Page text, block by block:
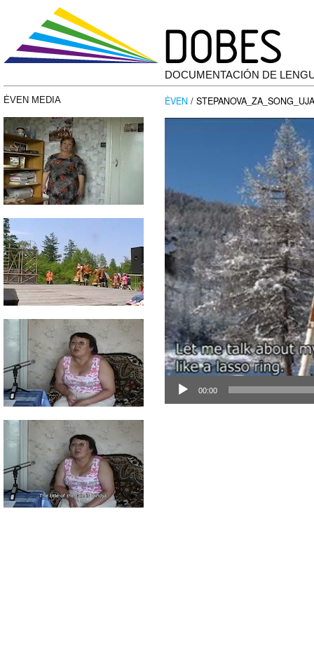
DOCUMENTACIÓN DE
ĖVEN MEDIA ĖVEN /
Reproductor
00:00